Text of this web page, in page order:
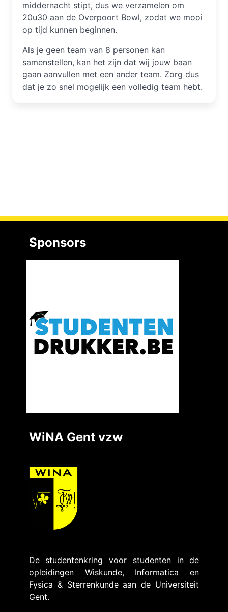
middernacht stipt, dus we verzamelen om
20u30 aan de Overpoort Bowl, zodat we mooi
op tijd kunnen beginnen.
Als je geen team van 8 personen kan
samenstellen, kan het zijn dat wij jouw baan
gaan aanvullen met een ander team. Zorg dus
dat je zo snel mogelijk een volledig team hebt.
Sponsors
WiNA Gent vzw
De studentenkring voor studenten in de
opleidingen Wiskunde, Informatica en
Fysica & Sterrenkunde aan de Universiteit
Gent.